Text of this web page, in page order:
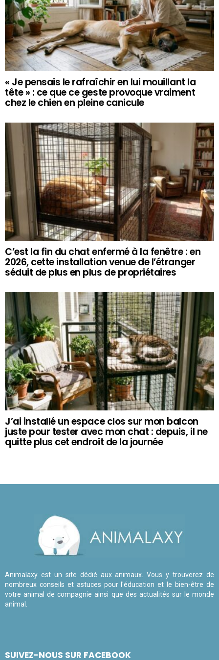
« Je pensais le rafraîchir en lui mouillant la
tête » : ce que ce geste provoque vraiment
chez le chien en pleine canicule
C’est la fin du chat enfermé à la fenêtre : en
2026, cette installation venue de l’étranger
séduit de plus en plus de propriétaires
J’ai installé un espace clos sur mon balcon
juste pour tester avec mon chat : depuis, il ne
quitte plus cet endroit de la journée
Animalaxy est un site dédié aux animaux. Vous y trouverez de
nombreux conseils et astuces pour l'éducation et le bien-être de
votre animal de compagnie ainsi que des actualités sur le monde
animal.
SUIVEZ-NOUS SUR FACEBOOK